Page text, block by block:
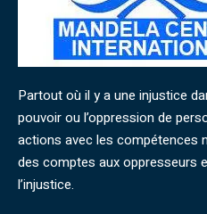
Partout où il y a une injustice
pouvoir ou l’oppression de
actions avec les compétences
des comptes aux oppresseurs
l’injustice.